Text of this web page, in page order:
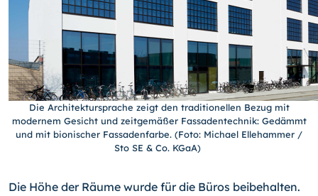
Die Architektursprache zeigt den traditionellen Bezug mit
modernem Gesicht und zeitgemäßer Fassadentechnik: Gedämmt
und mit bionischer Fassadenfarbe. (Foto: Michael Ellehammer /
Sto SE & Co. KGaA)
Die Höhe der Räume wurde für die Büros beibehalten.